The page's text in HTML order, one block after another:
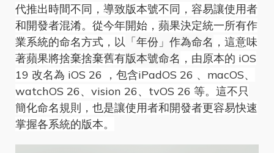
代推出時間不同，導致版本號不同，容易讓使用者
和開發者混淆。從今年開始，蘋果決定統一所有作
業系統的命名方式，以 「年份」作為命名 ，這意味
著蘋果將捨棄捨棄舊有版本號命名 ，由原本的 iOS
19 改名為 iOS 26 ，包含iPadOS 26 、macOS、
watchOS 26、vision 26、tvOS 26 等。這不只
簡化命名規則，也是讓使用者和開發者更容易快速
掌握各系統的版本。